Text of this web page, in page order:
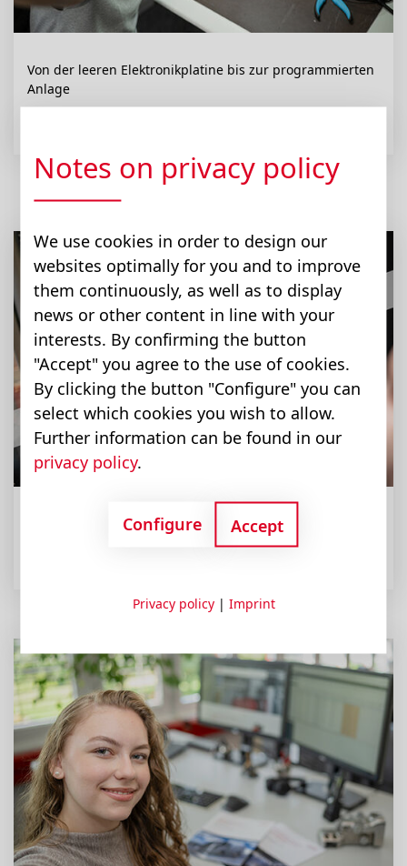
Von der leeren Elektronikplatine bis zur programmierten
Anlage
Elektroniker:in
Die richtige Menge zur richtigen Zeit am richtigen Ort
Notes on privacy policy
We use cookies in order to design our
websites optimally for you and to improve
them continuously, as well as to display
news or other content in line with your
interests. By confirming the button
"Accept" you agree to the use of cookies.
By clicking the button "Configure" you can
select which cookies you wish to allow.
Further information can be found in our
privacy policy.
Configure Accept
Privacy policy| Imprint